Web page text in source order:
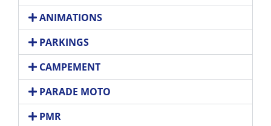
ANIMATIONS
PARKINGS
CAMPEMENT
PARADE MOTO
PMR